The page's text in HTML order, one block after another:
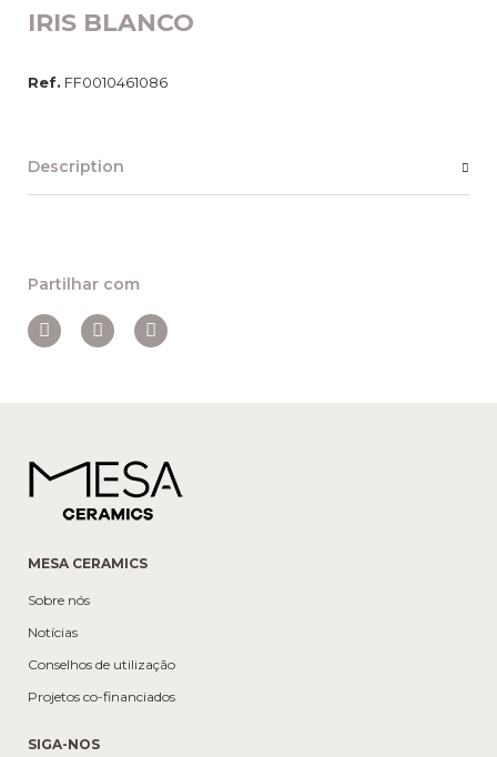
IRIS BLANCO
Ref. FF0010461086
Description
Partilhar com
MESA CERAMICS
Sobre nós
Notícias
Conselhos de utilização
Projetos co-financiados
SIGA-NOS